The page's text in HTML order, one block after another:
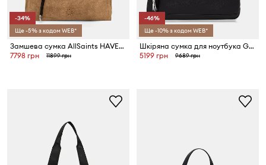
-34%
Ще -5% з кодом WEB*
Замшева сумка AllSaints HAVEN
7798 грн
11899 грн
-46%
Ще -10% з кодом WEB*
Шкіряна сумка для ноутбука Guess MONACO
5199 грн
9689 грн